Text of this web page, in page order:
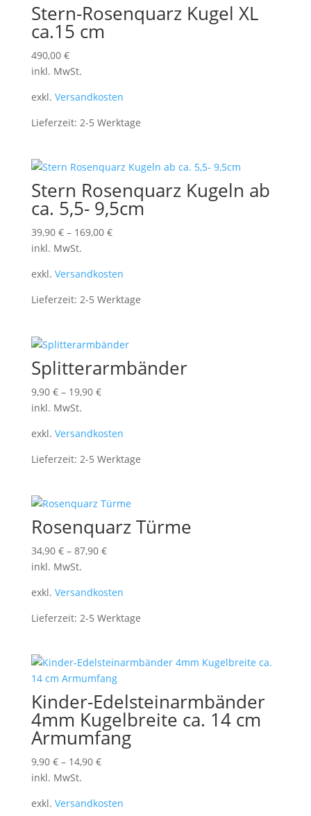
Stern-Rosenquarz Kugel XL
ca.15 cm
490,00 €
inkl. MwSt.
exkl. Versandkosten
Lieferzeit: 2-5 Werktage
Stern Rosenquarz Kugeln ab
ca. 5,5- 9,5cm
39,90 €– 169,00 €
inkl. MwSt.
exkl. Versandkosten
Lieferzeit: 2-5 Werktage
Splitterarmbänder
9,90 €– 19,90 €
inkl. MwSt.
exkl. Versandkosten
Lieferzeit: 2-5 Werktage
Rosenquarz Türme
34,90 €– 87,90 €
inkl. MwSt.
exkl. Versandkosten
Lieferzeit: 2-5 Werktage
Kinder-Edelsteinarmbänder
4mm Kugelbreite ca. 14 cm
Armumfang
9,90 €– 14,90 €
inkl. MwSt.
exkl. Versandkosten